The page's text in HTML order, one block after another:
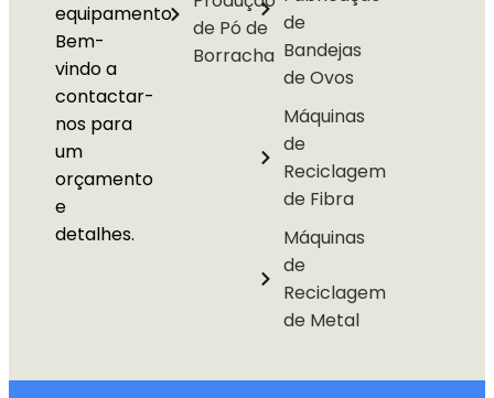
equipamento.
Bem-
vindo a
contactar-
nos para
um
orçamento
e
detalhes.
de Pó de
Borracha
de
Bandejas
de Ovos
Máquinas
de
Reciclagem
de Fibra
Máquinas
de
Reciclagem
de Metal